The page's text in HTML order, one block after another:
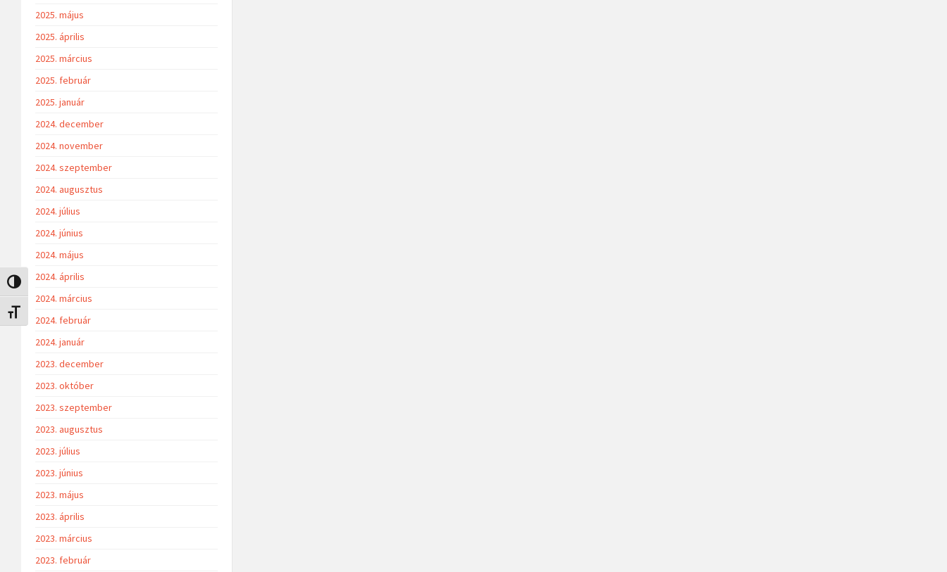
Nagy kontraszt váltása
Betűméret váltása
2025. május
2025. április
2025. március
2025. február
2025. január
2024. december
2024. november
2024. szeptember
2024. augusztus
2024. július
2024. június
2024. május
2024. április
2024. március
2024. február
2024. január
2023. december
2023. október
2023. szeptember
2023. augusztus
2023. július
2023. június
2023. május
2023. április
2023. március
2023. február